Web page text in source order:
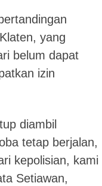
yang
belum dapat
izin
diambil
tetap berjalan,
kepolisian, kami
Setiawan,